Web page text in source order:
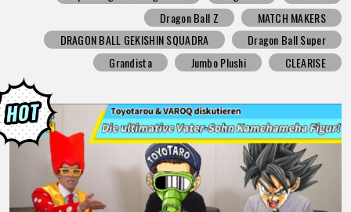
Dragon Ball Z
MATCH MAKERS
DRAGON BALL GEKISHIN SQUADRA
Dragon Ball Super
Grandista
Jumbo Plushi CLEARISE